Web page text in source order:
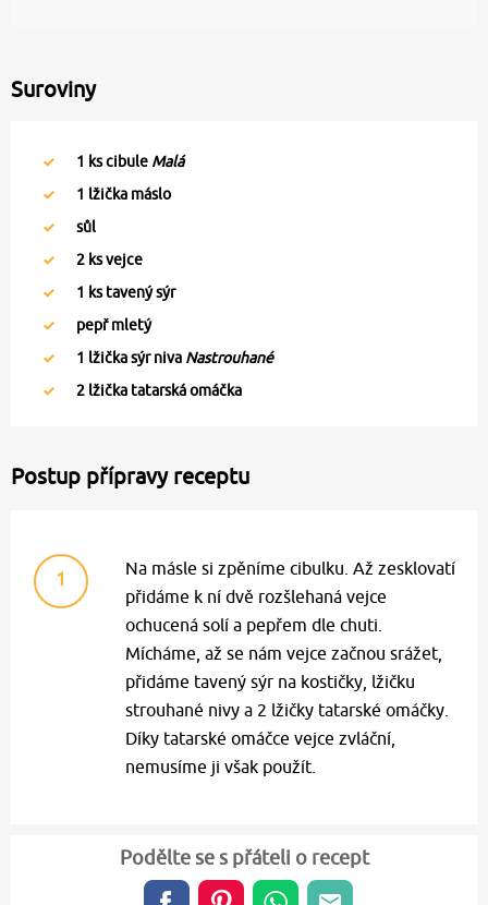
Suroviny
1 ks cibule Malá
1 lžička máslo
sůl
2 ks vejce
1 ks tavený sýr
pepř mletý
1 lžička sýr niva Nastrouhané
2 lžička tatarská omáčka
Postup přípravy receptu
1
Na másle si zpěníme cibulku. Až zesklovatí
přidáme k ní dvě rozšlehaná vejce
ochucená solí a pepřem dle chuti.
Mícháme, až se nám vejce začnou srážet,
přidáme tavený sýr na kostičky, lžičku
strouhané nivy a 2 lžičky tatarské omáčky.
Díky tatarské omáčce vejce zvláční,
nemusíme ji však použít.
Podělte se s přáteli o recept